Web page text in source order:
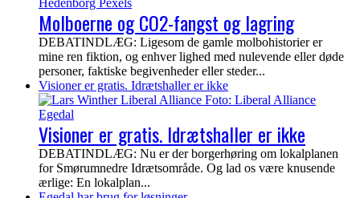
Molboerne og CO2-fangst og lagring
DEBATINDLÆG: Ligesom de gamle molbohistorier er
mine ren fiktion, og enhver lighed med nulevende eller døde
personer, faktiske begivenheder eller steder...
Visioner er gratis. Idrætshaller er ikke
Visioner er gratis. Idrætshaller er ikke
DEBATINDLÆG: Nu er der borgerhøring om lokalplanen
for Smørumnedre Idrætsområde. Og lad os være knusende
ærlige: En lokalplan...